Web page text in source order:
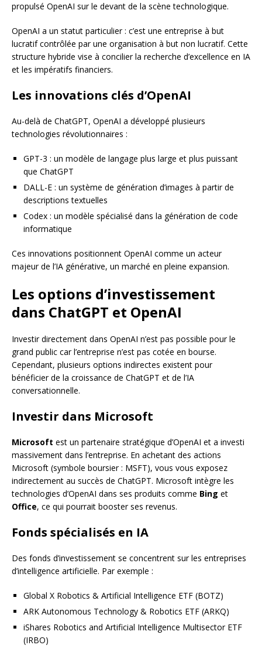
propulsé OpenAI sur le devant de la scène technologique.
OpenAI a un statut particulier : c’est une entreprise à but
lucratif contrôlée par une organisation à but non lucratif. Cette
structure hybride vise à concilier la recherche d’excellence en IA
et les impératifs financiers.
Les innovations clés d’OpenAI
Au-delà de ChatGPT, OpenAI a développé plusieurs
technologies révolutionnaires :
GPT-3 : un modèle de langage plus large et plus puissant
que ChatGPT
DALL-E : un système de génération d’images à partir de
descriptions textuelles
Codex : un modèle spécialisé dans la génération de code
informatique
Ces innovations positionnent OpenAI comme un acteur
majeur de l’IA générative, un marché en pleine expansion.
Les options d’investissement
dans ChatGPT et OpenAI
Investir directement dans OpenAI n’est pas possible pour le
grand public car l’entreprise n’est pas cotée en bourse.
Cependant, plusieurs options indirectes existent pour
bénéficier de la croissance de ChatGPT et de l’IA
conversationnelle.
Investir dans Microsoft
Microsoft est un partenaire stratégique d’OpenAI et a investi
massivement dans l’entreprise. En achetant des actions
Microsoft (symbole boursier : MSFT), vous vous exposez
indirectement au succès de ChatGPT. Microsoft intègre les
technologies d’OpenAI dans ses produits comme Bing et
Office, ce qui pourrait booster ses revenus.
Fonds spécialisés en IA
Des fonds d’investissement se concentrent sur les entreprises
d’intelligence artificielle. Par exemple :
Global X Robotics & Artificial Intelligence ETF (BOTZ)
ARK Autonomous Technology & Robotics ETF (ARKQ)
iShares Robotics and Artificial Intelligence Multisector ETF
(IRBO)